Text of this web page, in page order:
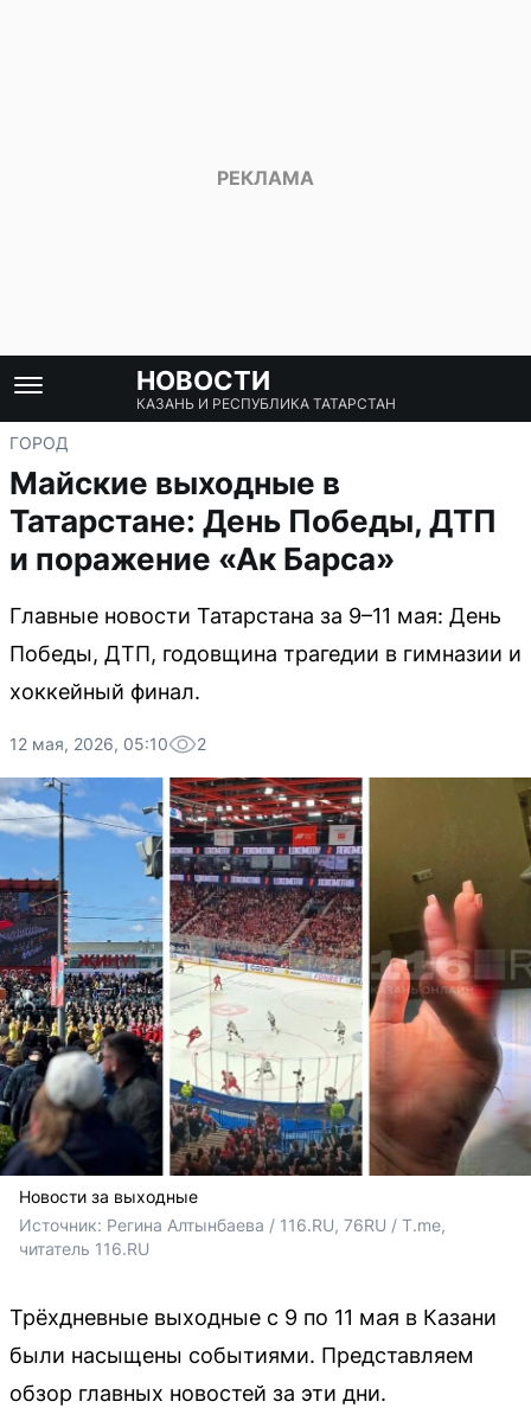
НОВОСТИ
КАЗАНЬ И РЕСПУБЛИКА ТАТАРСТАН
ГОРОД
Майские выходные в
Татарстане: День Победы, ДТП
и поражение «Ак Барса»
Главные новости Татарстана за 9–11 мая: День
Победы, ДТП, годовщина трагедии в гимназии и
хоккейный финал.
12 мая, 2026, 05:10 2
Новости за выходные
Источник: Регина Алтынбаева / 116.RU, 76RU / T.me,
читатель 116.RU
Трёхдневные выходные с 9 по 11 мая в Казани
были насыщены событиями. Представляем
обзор главных новостей за эти дни.